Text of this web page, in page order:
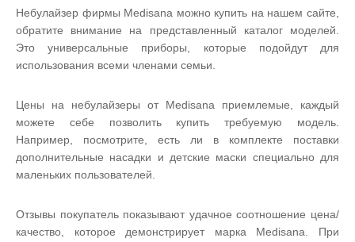
Небулайзер фирмы Medisana можно купить на нашем сайте,
обратите внимание на представленный каталог моделей.
Это универсальные приборы, которые подойдут для
использования всеми членами семьи.
Цены на небулайзеры от Medisana приемлемые, каждый
можете себе позволить купить требуемую модель.
Например, посмотрите, есть ли в комплекте поставки
дополнительные насадки и детские маски специально для
маленьких пользователей.
Отзывы покупатель показывают удачное соотношение цена/
качество, которое демонстрирует марка Medisana. При